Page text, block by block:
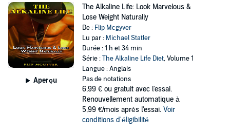
Aperçu
The Alkaline Life: Look Marvelous &
Lose Weight Naturally
De : Flip Mcgyver
Lu par : Michael Statler
Durée : 1 h et 34 min
Série :The Alkaline Life Diet, Volume 1
Langue : Anglais
Pas de notations
6,99 € ou gratuit avec l'essai.
Renouvellement automatique à
5,99 €/mois après l'essai. Voir
conditions d'éligibilité